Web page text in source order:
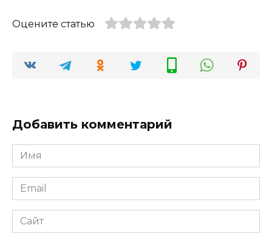
Оцените статью
Добавить комментарий
Имя
*
Email
*
Сайт